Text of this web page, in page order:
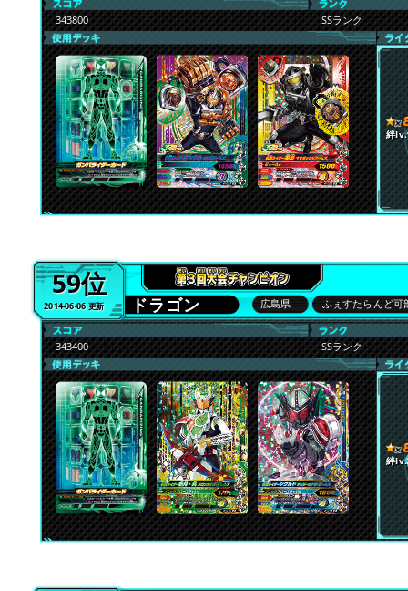
343800 SSランク
絆
59位
2014-06-06 更新 ドラゴン 広島県 ふぇすたらんど可
343400 SSランク
絆